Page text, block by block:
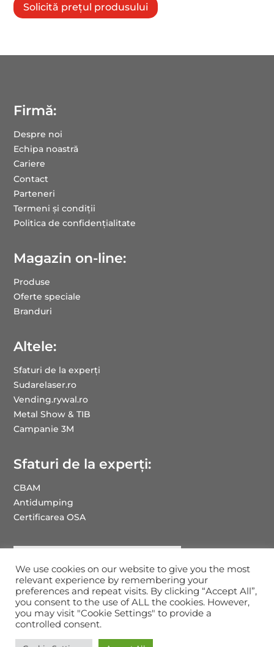
Solicită prețul produsului
Firmă:
Despre noi
Echipa noastră
Cariere
Contact
Parteneri
Termeni și condiții
Politica de confidențialitate
Magazin on-line:
Produse
Oferte speciale
Branduri
Altele:
Sfaturi de la experți
Sudarelaser.ro
Vending.rywal.ro
Metal Show & TIB
Campanie 3M
Sfaturi de la experți:
CBAM
Antidumping
Certificarea OSA
Drepturi de autor RYWAL-RHC ROMANIA: 2025
We use cookies on our website to give you the most
relevant experience by remembering your
preferences and repeat visits. By clicking “Accept All”,
you consent to the use of ALL the cookies. However,
you may visit "Cookie Settings" to provide a
controlled consent.